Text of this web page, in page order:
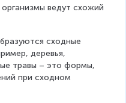
ведут схожий
сходные
деревья,
травы – это формы,
при сходном